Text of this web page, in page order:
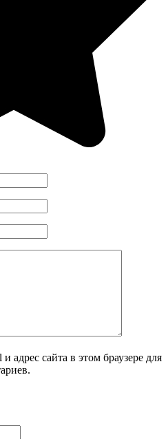
адрес сайта в этом браузере для